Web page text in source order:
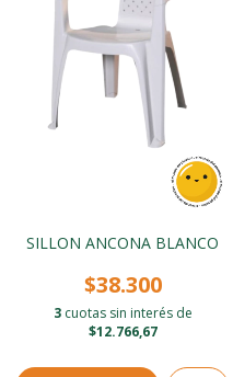
SILLON ANCONA BLANCO
$38.300
3 cuotas sin interés de
$12.766,67